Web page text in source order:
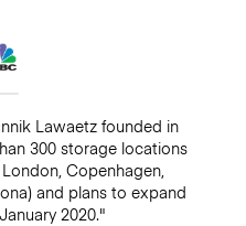
Lawaetz founded in
300 storage locations
Copenhagen,
and plans to expand
2020."